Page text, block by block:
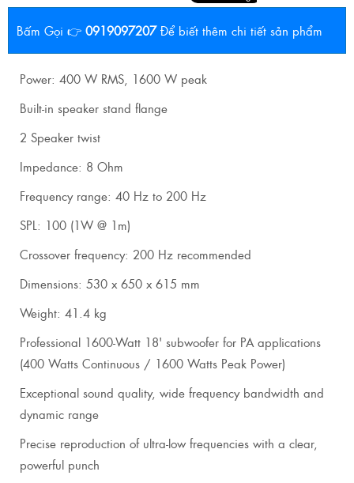
Bấm Gọi 👉 0919097207 Để biết thêm chi tiết sản phẩm
Power: 400 W RMS, 1600 W peak
Built-in speaker stand flange
2 Speaker twist
Impedance: 8 Ohm
Frequency range: 40 Hz to 200 Hz
SPL: 100 (1W @ 1m)
Crossover frequency: 200 Hz recommended
Dimensions: 530 x 650 x 615 mm
Weight: 41.4 kg
Professional 1600-Watt 18' subwoofer for PA applications
(400 Watts Continuous / 1600 Watts Peak Power)
Exceptional sound quality, wide frequency bandwidth and
dynamic range
Precise reproduction of ultra-low frequencies with a clear,
powerful punch